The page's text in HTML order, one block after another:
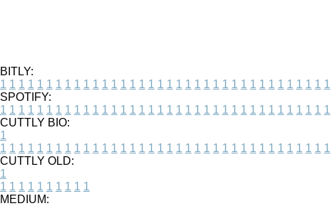
BITLY:
1 1 1 1 1 1 1 1 1 1 1 1 1 1 1 1 1 1 1 1 1 1 1 1 1 1 1 1 1 1 1 1 1 1 1 1
SPOTIFY:
1 1 1 1 1 1 1 1 1 1 1 1 1 1 1 1 1 1 1 1 1 1 1 1 1 1 1 1 1 1 1 1 1 1 1 1
CUTTLY BIO:
1
1 1 1 1 1 1 1 1 1 1 1 1 1 1 1 1 1 1 1 1 1 1 1 1 1 1 1 1 1 1 1 1 1 1 1 1
CUTTLY OLD:
1
1 1 1 1 1 1 1 1 1 1
MEDIUM: